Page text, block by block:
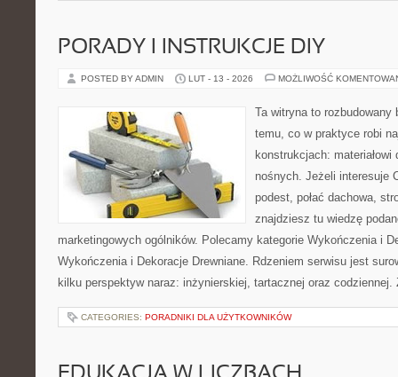
PORADY I INSTRUKCJE DIY
POSTED BY ADMIN LUT - 13 - 2026 MOŻLIWOŚĆ
Ta witryna to rozbudowany
temu, co w praktyce robi
konstrukcjach:
nośnych. Jeżeli interesuje
podest, połać dachowa,
znajdziesz tu wiedzę
marketingowych ogólników. Polecamy kategorie Wykończenia i
Wykończenia i Dekoracje Drewniane. Rdzeniem serwisu jest
kilku perspektyw naraz: inżynierskiej, tartacznej oraz
CATEGORIES: PORADNIKI DLA UŻYTKOWNIKÓW